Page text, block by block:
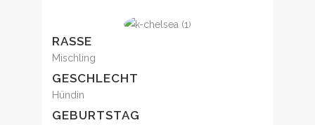
RASSE
Mischling
GESCHLECHT
Hündin
GEBURTSTAG